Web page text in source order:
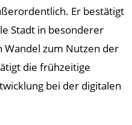
Er bestätigt
Stadt in besonderer
Wandel zum Nutzen der
die frühzeitige
bei der digitalen